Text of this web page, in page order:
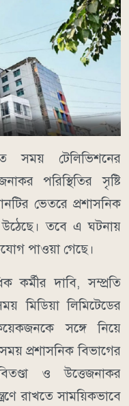
সময় টেলিভিশনের
পরিস্থিতির সৃষ্টি
ভেতরে প্রশাসনিক
উঠেছে। তবে এ ঘটনায়
পাওয়া গেছে।
কর্মীর দাবি, সম্প্রতি
মিডিয়া লিমিটেডের
সঙ্গে নিয়ে
প্রশাসনিক বিভাগের
ও উত্তেজনাকর
রাখতে সাময়িকভাবে